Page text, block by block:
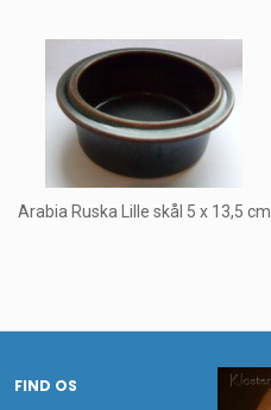
Arabia Ruska Lille skål 5 x 13,5 cm
FIND OS